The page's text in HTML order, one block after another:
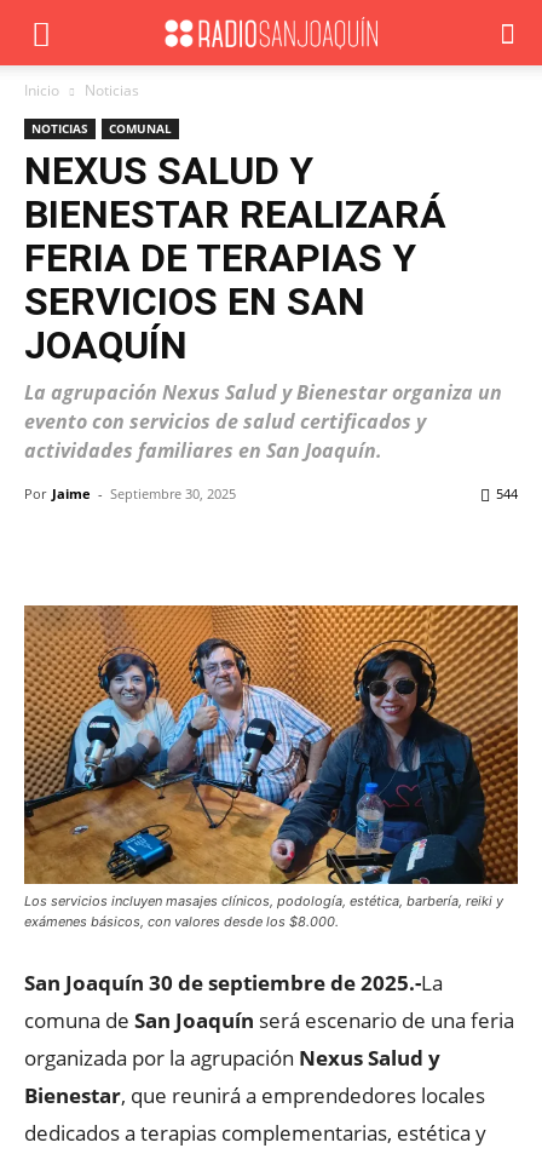
Inicio Noticias
NOTICIAS COMUNAL
NEXUS SALUD Y
BIENESTAR REALIZARÁ
FERIA DE TERAPIAS Y
SERVICIOS EN SAN
JOAQUÍN
La agrupación Nexus Salud y Bienestar organiza un
evento con servicios de salud certificados y
actividades familiares en San Joaquín.
Por Jaime - Septiembre 30, 2025 544
Los servicios incluyen masajes clínicos, podología, estética, barbería, reiki y
exámenes básicos, con valores desde los $8.000.
San Joaquín 30 de septiembre de 2025.-La
comuna de San Joaquín será escenario de una feria
organizada por la agrupación Nexus Salud y
Bienestar, que reunirá a emprendedores locales
dedicados a terapias complementarias, estética y